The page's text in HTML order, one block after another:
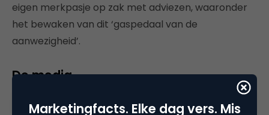
eigen merkpasje op zak met adviezen, waaronder
het bewaken van dit ‘gaspedaal van de
aanwezigheid’.
De media
Media en andere kanalen bepalen de kwantiteit en
Marketingfacts. Elke dag vers. Mis